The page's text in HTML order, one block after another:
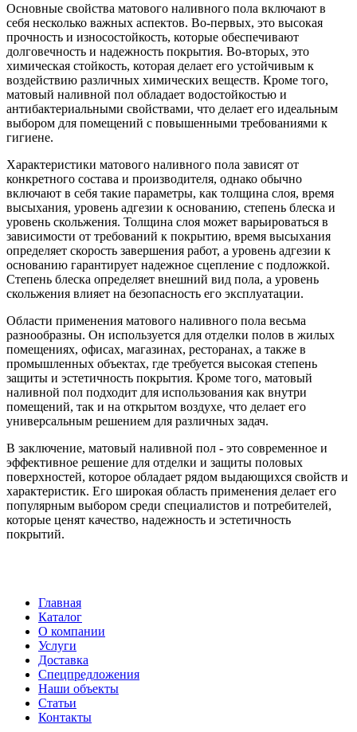
Основные свойства матового наливного пола включают в
себя несколько важных аспектов. Во-первых, это высокая
прочность и износостойкость, которые обеспечивают
долговечность и надежность покрытия. Во-вторых, это
химическая стойкость, которая делает его устойчивым к
воздействию различных химических веществ. Кроме того,
матовый наливной пол обладает водостойкостью и
антибактериальными свойствами, что делает его идеальным
выбором для помещений с повышенными требованиями к
гигиене.
Характеристики матового наливного пола зависят от
конкретного состава и производителя, однако обычно
включают в себя такие параметры, как толщина слоя, время
высыхания, уровень адгезии к основанию, степень блеска и
уровень скольжения. Толщина слоя может варьироваться в
зависимости от требований к покрытию, время высыхания
определяет скорость завершения работ, а уровень адгезии к
основанию гарантирует надежное сцепление с подложкой.
Степень блеска определяет внешний вид пола, а уровень
скольжения влияет на безопасность его эксплуатации.
Области применения матового наливного пола весьма
разнообразны. Он используется для отделки полов в жилых
помещениях, офисах, магазинах, ресторанах, а также в
промышленных объектах, где требуется высокая степень
защиты и эстетичность покрытия. Кроме того, матовый
наливной пол подходит для использования как внутри
помещений, так и на открытом воздухе, что делает его
универсальным решением для различных задач.
В заключение, матовый наливной пол - это современное и
эффективное решение для отделки и защиты половых
поверхностей, которое обладает рядом выдающихся свойств и
характеристик. Его широкая область применения делает его
популярным выбором среди специалистов и потребителей,
которые ценят качество, надежность и эстетичность
покрытий.
Главная
Каталог
О компании
Услуги
Доставка
Спецпредложения
Наши объекты
Статьи
Контакты